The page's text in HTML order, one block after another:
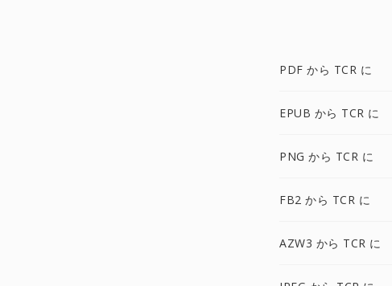
PDF から TCR に
EPUB から TCR に
PNG から TCR に
FB2 から TCR に
AZW3 から TCR に